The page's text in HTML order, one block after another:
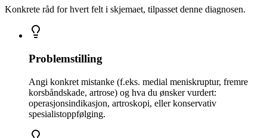
Konkrete råd for hvert felt i skjemaet, tilpasset denne diagnosen.
Problemstilling
Angi konkret mistanke (f.eks. medial meniskruptur, fremre
korsbåndskade, artrose) og hva du ønsker vurdert:
operasjonsindikasjon, artroskopi, eller konservativ
spesialistoppfølging.